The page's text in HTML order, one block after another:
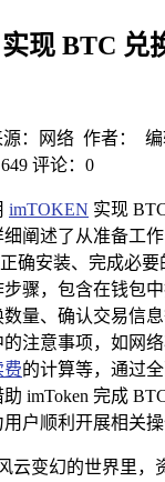
现 BTC 兑
源：网络 作者： 编
评论：0
imTOKEN 实现
阐述了从准备工
确安装、完成必要
骤，包含在钱包
数量、确认交易信
注意事项，如网
费的计算等，通过
imToken 完成
户顺利开展相关操
云变幻的世界里，